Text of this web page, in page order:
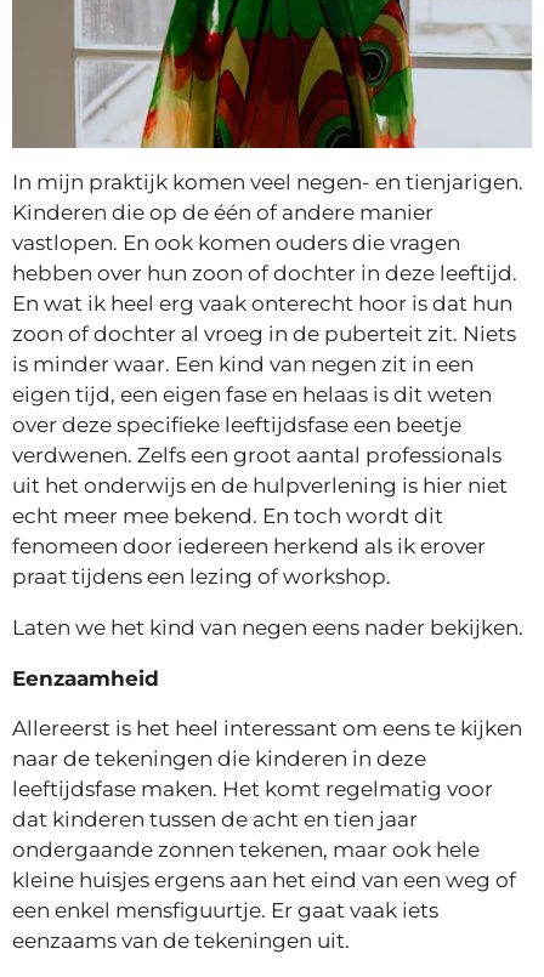
In mijn praktijk komen veel negen- en tienjarigen.
Kinderen die op de één of andere manier
vastlopen. En ook komen ouders die vragen
hebben over hun zoon of dochter in deze leeftijd.
En wat ik heel erg vaak onterecht hoor is dat hun
zoon of dochter al vroeg in de puberteit zit. Niets
is minder waar. Een kind van negen zit in een
eigen tijd, een eigen fase en helaas is dit weten
over deze specifieke leeftijdsfase een beetje
verdwenen. Zelfs een groot aantal professionals
uit het onderwijs en de hulpverlening is hier niet
echt meer mee bekend. En toch wordt dit
fenomeen door iedereen herkend als ik erover
praat tijdens een lezing of workshop.
Laten we het kind van negen eens nader bekijken.
Eenzaamheid
Allereerst is het heel interessant om eens te kijken
naar de tekeningen die kinderen in deze
leeftijdsfase maken. Het komt regelmatig voor
dat kinderen tussen de acht en tien jaar
ondergaande zonnen tekenen, maar ook hele
kleine huisjes ergens aan het eind van een weg of
een enkel mensfiguurtje. Er gaat vaak iets
eenzaams van de tekeningen uit.